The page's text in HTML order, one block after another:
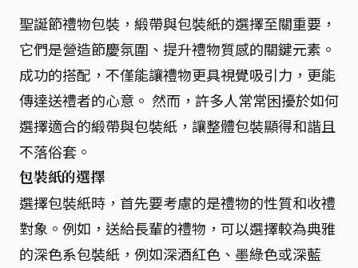
聖誕節禮物包裝，緞帶與包裝紙的選擇至關重要，
它們是營造節慶氛圍、提升禮物質感的關鍵元素。
成功的搭配，不僅能讓禮物更具視覺吸引力，更能
傳達送禮者的心意。 然而，許多人常常困擾於如何
選擇適合的緞帶與包裝紙，讓整體包裝顯得和諧且
不落俗套。
包裝紙的選擇
選擇包裝紙時，首先要考慮的是禮物的性質和收禮
對象。例如，送給長輩的禮物，可以選擇較為典雅
的深色系包裝紙，例如深酒紅色、墨綠色或深藍